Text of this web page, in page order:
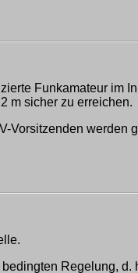
Funkamateur im
m sicher zu erreichen.
Vorsitzenden werden
Regelung, d.